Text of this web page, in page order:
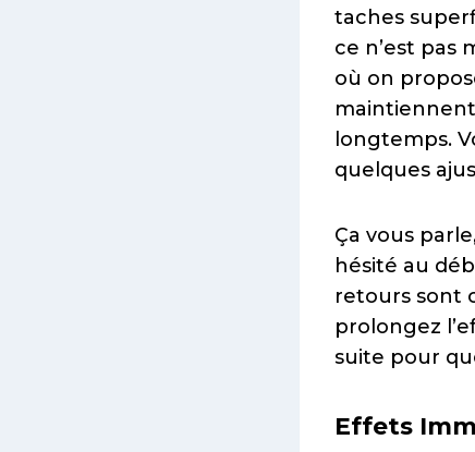
taches
ce n’est pas
où on
longtemps.
quelques
Ça vous
hésité au
retours sont
prolongez
suite pour
Effets